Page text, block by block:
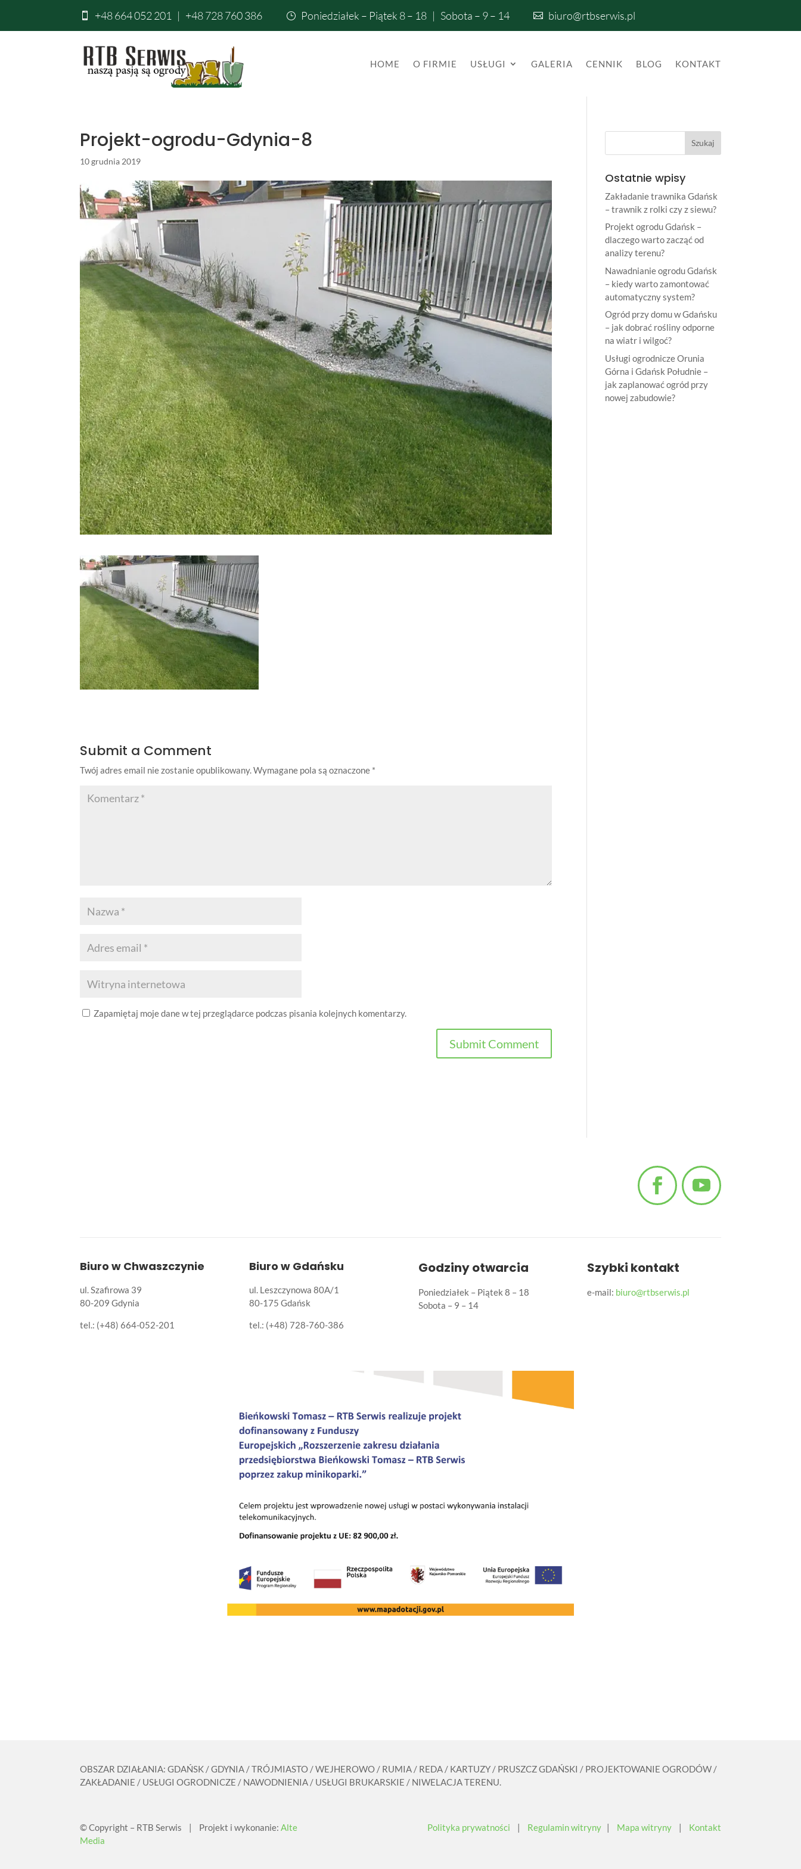
 +48 664 052 201 | +48 728 760 386 } Poniedziałek – Piątek 8 – 18 | Sobota – 9 – 14  biuro@rtbserwis.pl
HOME O FIRMIE USŁUGI GALERIA CENNIK BLOG KONTAKT
Projekt-ogrodu-Gdynia-8
10 grudnia 2019
Submit a Comment
Twój adres email nie zostanie opublikowany.Wymagane pola są oznaczone *
Zapamiętaj moje dane w tej przeglądarce podczas pisania kolejnych komentarzy.
Ostatnie wpisy
Zakładanie trawnika Gdańsk
– trawnik z rolki czy z siewu?
Projekt ogrodu Gdańsk –
dlaczego warto zacząć od
analizy terenu?
Nawadnianie ogrodu Gdańsk
– kiedy warto zamontować
automatyczny system?
Ogród przy domu w Gdańsku
– jak dobrać rośliny odporne
na wiatr i wilgoć?
Usługi ogrodnicze Orunia
Górna i Gdańsk Południe –
jak zaplanować ogród przy
nowej zabudowie?
Biuro w Chwaszczynie
ul. Szafirowa 39
80-209 Gdynia
tel.: (+48) 664-052-201
Biuro w Gdańsku
ul. Leszczynowa 80A/1
80-175 Gdańsk
tel.: (+48) 728-760-386
Godziny otwarcia
Poniedziałek – Piątek 8 – 18
Sobota – 9 – 14
Szybki kontakt
e-mail: biuro@rtbserwis.pl
OBSZAR DZIAŁANIA: GDAŃSK / GDYNIA / TRÓJMIASTO / WEJHEROWO / RUMIA / REDA / KARTUZY / PRUSZCZ GDAŃSKI / PROJEKTOWANIE OGRODÓW /
ZAKŁADANIE / USŁUGI OGRODNICZE / NAWODNIENIA / USŁUGI BRUKARSKIE / NIWELACJA TERENU.
© Copyright – RTB Serwis | Projekt i wykonanie:Alte
Media
Polityka prywatności | Regulamin witryny| Mapa witryny| Kontakt